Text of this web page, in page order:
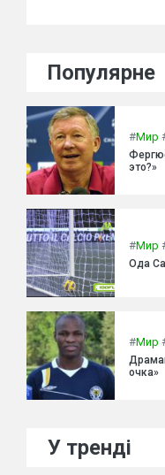
Популярне
#Мир
это?»
#Мир
Ода
#Мир
очка»
У тренді